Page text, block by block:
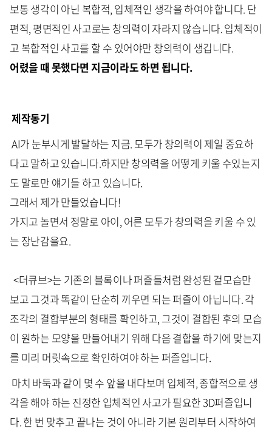
보통 생각이 아닌 복합적, 입체적인 생각을 하여야 합니다. 단
편적, 평면적인 사고로는 창의력이 자라지 않습니다. 입체적이
고 복합적인 사고를 할 수 있어야만 창의력이 생깁니다.
어렸을 때 못했다면 지금이라도 하면 됩니다.
제작동기
AI가 눈부시게 발달하는 지금. 모두가 창의력이 제일 중요하
다고 말하고 있습니다.하지만 창의력을 어떻게 키울 수있는지
도 말로만 얘기들 하고 있습니다.
그래서 제가 만들었습니다!
가지고 놀면서 정말로 아이, 어른 모두가 창의력을 키울 수 있
는 장난감을요.
<더큐브>는 기존의 블록이나 퍼즐들처럼 완성된 겉모습만
보고 그것과 똑같이 단순히 끼우면 되는 퍼즐이 아닙니다. 각
조각의 결합부분의 형태를 확인하고, 그것이 결합된 후의 모습
이 원하는 모양을 만들어내기 위해 다음 결합을 하기에 맞는지
를 미리 머릿속으로 확인하여야 하는 퍼즐입니다.
마치 바둑과 같이 몇 수 앞을 내다보며 입체적, 종합적으로 생
각을 해야 하는 진정한 입체적인 사고가 필요한 3D퍼즐입니
다. 한 번 맞추고 끝나는 것이 아니라 기본 원리부터 시작하여